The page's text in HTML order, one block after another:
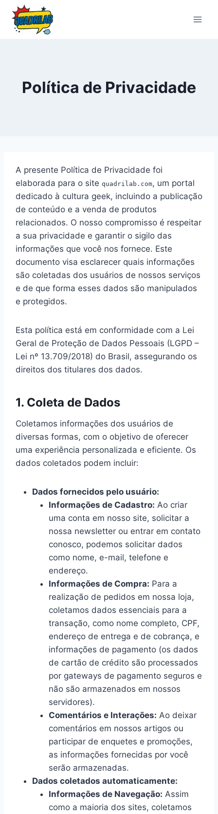
Pular
para
Política de Privacidade
A presente Política de Privacidade foi
elaborada para o site quadrilab.com, um portal
dedicado à cultura geek, incluindo a publicação
de conteúdo e a venda de produtos
relacionados. O nosso compromisso é respeitar
a sua privacidade e garantir o sigilo das
informações que você nos fornece. Este
documento visa esclarecer quais informações
são coletadas dos usuários de nossos serviços
e de que forma esses dados são manipulados
e protegidos.
Esta política está em conformidade com a Lei
Geral de Proteção de Dados Pessoais (LGPD –
Lei nº 13.709/2018) do Brasil, assegurando os
direitos dos titulares dos dados.
1. Coleta de Dados
Coletamos informações dos usuários de
diversas formas, com o objetivo de oferecer
uma experiência personalizada e eficiente. Os
dados coletados podem incluir:
Dados fornecidos pelo usuário:
Informações de Cadastro: Ao criar
uma conta em nosso site, solicitar a
nossa newsletter ou entrar em contato
conosco, podemos solicitar dados
como nome, e-mail, telefone e
endereço.
Informações de Compra: Para a
realização de pedidos em nossa loja,
coletamos dados essenciais para a
transação, como nome completo, CPF,
endereço de entrega e de cobrança, e
informações de pagamento (os dados
de cartão de crédito são processados
por gateways de pagamento seguros e
não são armazenados em nossos
servidores).
Comentários e Interações: Ao deixar
comentários em nossos artigos ou
participar de enquetes e promoções,
as informações fornecidas por você
serão armazenadas.
Dados coletados automaticamente:
Informações de Navegação: Assim
como a maioria dos sites, coletamos